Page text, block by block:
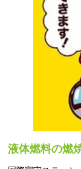
液体燃料の燃